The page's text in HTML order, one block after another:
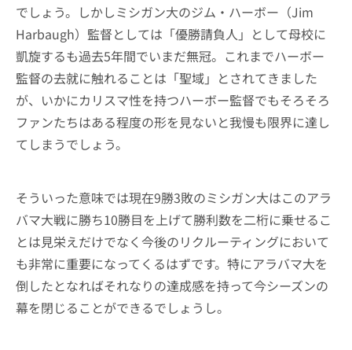
でしょう。しかしミシガン大のジム・ハーボー（Jim
Harbaugh）監督としては「優勝請負人」として母校に
凱旋するも過去5年間でいまだ無冠。これまでハーボー
監督の去就に触れることは「聖域」とされてきました
が、いかにカリスマ性を持つハーボー監督でもそろそろ
ファンたちはある程度の形を見ないと我慢も限界に達し
てしまうでしょう。
そういった意味では現在9勝3敗のミシガン大はこのアラ
バマ大戦に勝ち10勝目を上げて勝利数を二桁に乗せるこ
とは見栄えだけでなく今後のリクルーティングにおいて
も非常に重要になってくるはずです。特にアラバマ大を
倒したとなればそれなりの達成感を持って今シーズンの
幕を閉じることができるでしょうし。